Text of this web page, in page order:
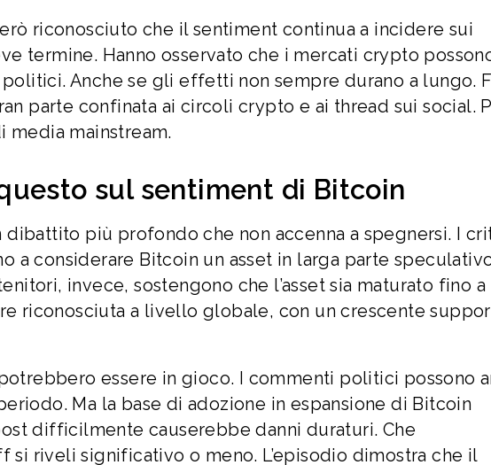
riconosciuto che il sentiment continua a incidere sui
termine. Hanno osservato che i mercati crypto
Anche se gli effetti non sempre durano a lungo.
parte confinata ai circoli crypto e ai thread sui social.
media mainstream.
sul sentiment di Bitcoin
più profondo che non accenna a spegnersi. I
a considerare Bitcoin un asset in larga parte
invece, sostengono che l’asset sia maturato fino a
riconosciuta a livello globale, con un crescente
essere in gioco. I commenti politici possono
Ma la base di adozione in espansione di Bitcoin
difficilmente causerebbe danni duraturi. Che
si riveli significativo o meno. L’episodio dimostra che il